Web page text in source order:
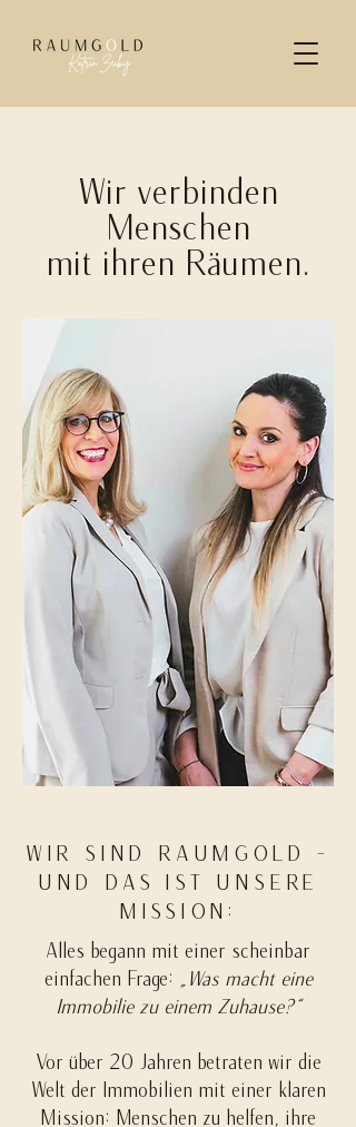
Wir verbinden
Menschen
mit ihren Räumen.
WIR SIND RAUMGOLD -
UND DAS IST UNSERE
MISSION:
Alles begann mit einer scheinbar
einfachen Frage:
„Was macht eine
Immobilie zu einem Zuhause?“
Vor über 20 Jahren betraten wir die
Welt der Immobilien mit einer klaren
Mission: Menschen zu helfen, ihre